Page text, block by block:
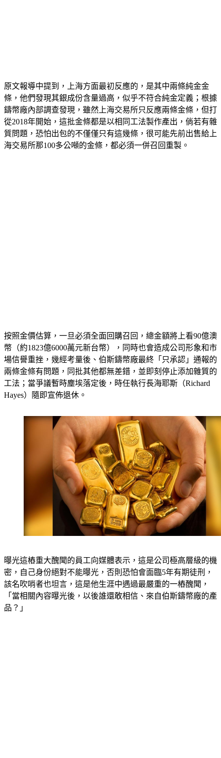
原文報導中提到，上海方面最初反應的，是其中兩條純金金
條，他們發現其銀成份含量過高，似乎不符合純金定義；根據
鑄幣廠內部調查發現，雖然上海交易所只反應兩條金條，但打
從2018年開始，這批金條都是以相同工法製作產出，倘若有雜
質問題，恐怕出包的不僅僅只有這幾條，很可能先前出售給上
海交易所那100多公噸的金條，都必須一併召回重製。
按照金價估算，一旦必須全面回購召回，總金額將上看90億澳
幣（約1823億6000萬元新台幣），同時也會造成公司形象和市
場信譽重挫，幾經考量後、伯斯鑄幣廠最終「只承認」通報的
兩條金條有問題，同批其他都無差錯，並即刻停止添加雜質的
工法；當爭議暫時塵埃落定後，時任執行長海耶斯（Richard
Hayes）隨即宣佈退休。
曝光這樁重大醜聞的員工向媒體表示，這是公司極高層級的機
密，自己身份絕對不能曝光，否則恐怕會面臨5年有期徒刑，
該名吹哨者也坦言，這是他生涯中遇過最嚴重的一樁醜聞，
「當相關內容曝光後，以後誰還敢相信、來自伯斯鑄幣廠的產
品？」